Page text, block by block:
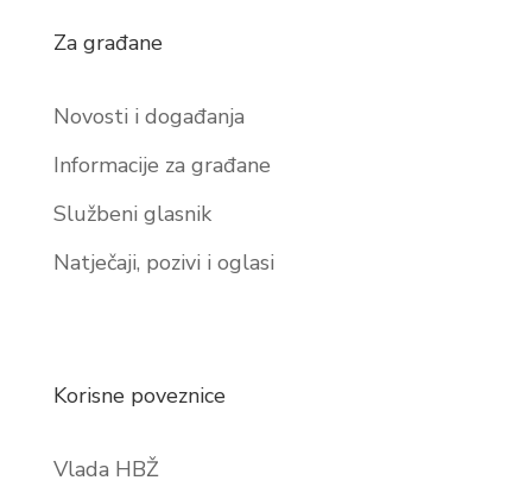
Za građane
Novosti i događanja
Informacije za građane
Službeni glasnik
Natječaji, pozivi i oglasi
Korisne poveznice
Vlada HBŽ